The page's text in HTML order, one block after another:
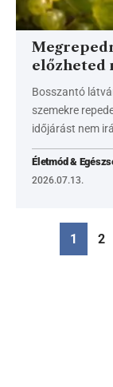
előzheted
Bosszantó
szemekre
időjárást nem
Életmód &
2026.07.13.
1 2